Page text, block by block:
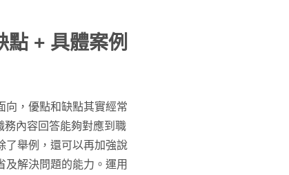
+ 具體案例
向，優點和缺點其實經常
務內容回答能夠對應到職
了舉例，還可以再加強說
及解決問題的能力。運用